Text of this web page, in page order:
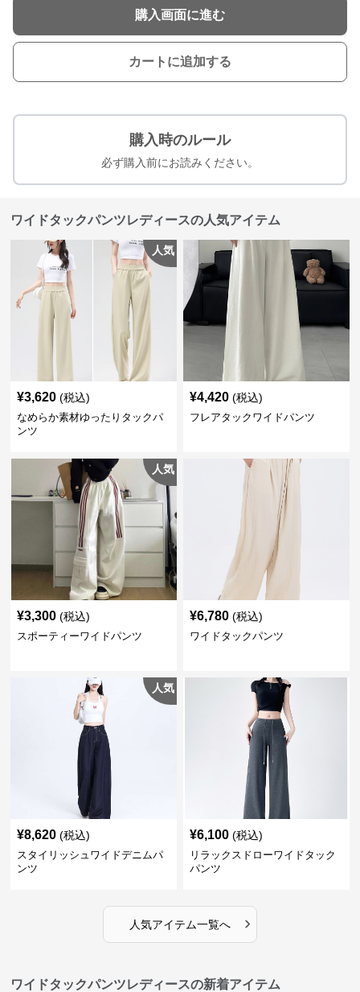
購入画面に進む
カートに追加する
購入時のルール
必ず購入前にお読みください。
ワイドタックパンツレディースの人気アイテム
人気
¥3,620 (税込)
なめらか素材ゆったりタックパ
ンツ
¥4,420 (税込)
フレアタックワイドパンツ
人気
¥3,300 (税込)
スポーティーワイドパンツ
¥6,780 (税込)
ワイドタックパンツ
人気
¥8,620 (税込)
スタイリッシュワイドデニムパ
ンツ
¥6,100 (税込)
リラックスドローワイドタック
パンツ
人気アイテム一覧へ ›
ワイドタックパンツレディースの新着アイテム